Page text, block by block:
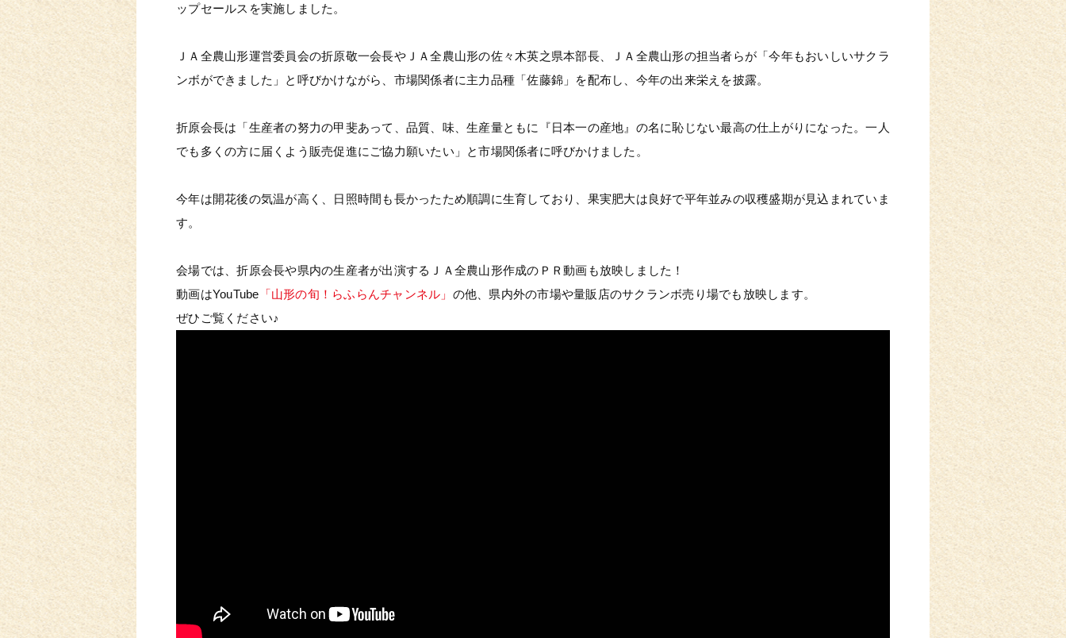
ップセールスを実施しました。
ＪＡ全農山形運営委員会の折原敬一会長やＪＡ全農山形の佐々木英之県本部長、ＪＡ全農山形の担当者らが「今年もおいしいサクラ
ンボができました」と呼びかけながら、市場関係者に主力品種「佐藤錦」を配布し、今年の出来栄えを披露。
折原会長は「生産者の努力の甲斐あって、品質、味、生産量ともに『日本一の産地』の名に恥じない最高の仕上がりになった。一人
でも多くの方に届くよう販売促進にご協力願いたい」と市場関係者に呼びかけました。
今年は開花後の気温が高く、日照時間も長かったため順調に生育しており、果実肥大は良好で平年並みの収穫盛期が見込まれていま
す。
会場では、折原会長や県内の生産者が出演するＪＡ全農山形作成のＰＲ動画も放映しました！
動画はYouTube 「山形の旬！らふらんチャンネル」 の他、県内外の市場や量販店のサクランボ売り場でも放映します。
ぜひご覧ください♪